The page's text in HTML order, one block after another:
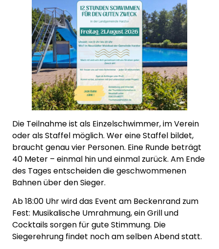
Die Teilnahme ist als Einzelschwimmer, im Verein
oder als Staffel möglich. Wer eine Staffel bildet,
braucht genau vier Personen. Eine Runde beträgt
40 Meter – einmal hin und einmal zurück. Am Ende
des Tages entscheiden die geschwommenen
Bahnen über den Sieger.
Ab 18:00 Uhr wird das Event am Beckenrand zum
Fest: Musikalische Umrahmung, ein Grill und
Cocktails sorgen für gute Stimmung. Die
Siegerehrung findet noch am selben Abend statt.